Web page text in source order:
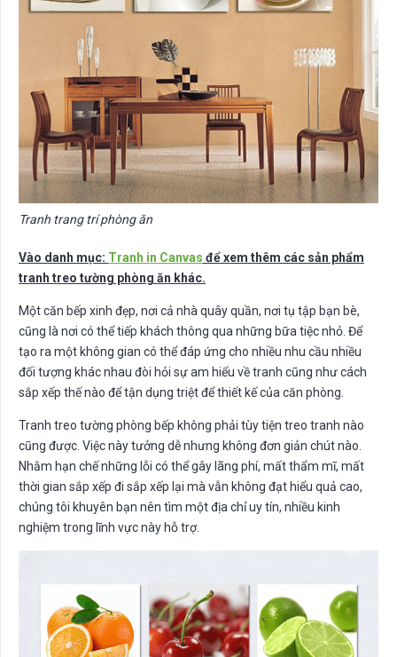
Tranh trang trí phòng ăn
Vào danh mục: Tranh in Canvas để xem thêm các sản phẩm
tranh treo tường phòng ăn khác.
Một căn bếp xinh đẹp, nơi cả nhà quây quần, nơi tụ tập bạn bè,
cũng là nơi có thể tiếp khách thông qua những bữa tiệc nhỏ. Để
tạo ra một không gian có thể đáp ứng cho nhiều nhu cầu nhiều
đối tượng khác nhau đòi hỏi sự am hiểu về tranh cũng như cách
sắp xếp thế nào để tận dụng triệt để thiết kế của căn phòng.
Tranh treo tường phòng bếp không phải tùy tiện treo tranh nào
cũng được. Việc này tưởng dễ nhưng không đơn giản chút nào.
Nhằm hạn chế những lỗi có thể gây lãng phí, mất thẩm mĩ, mất
thời gian sắp xếp đi sắp xếp lại mà vẫn không đạt hiểu quả cao,
chúng tôi khuyên bạn nên tìm một địa chỉ uy tín, nhiều kinh
nghiệm trong lĩnh vực này hỗ trợ.